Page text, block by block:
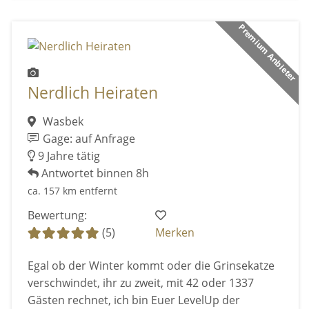
Premium Anbieter
Nerdlich Heiraten
Wasbek
Gage: auf Anfrage
9 Jahre tätig
Antwortet binnen 8h
ca. 157 km entfernt
Bewertung:
(5)
Merken
Egal ob der Winter kommt oder die Grinsekatze
verschwindet, ihr zu zweit, mit 42 oder 1337
Gästen rechnet, ich bin Euer LevelUp der